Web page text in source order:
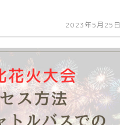
2023年5月25日